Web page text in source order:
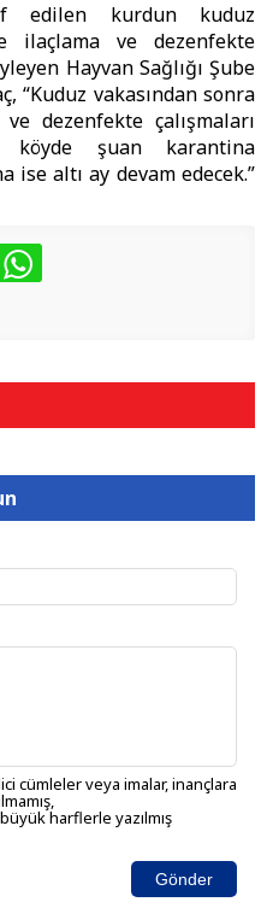
edilen kurdun kuduz
ilaçlama ve dezenfekte
Hayvan Sağlığı Şube
“Kuduz vakasından sonra
dezenfekte çalışmaları
köyde şuan karantina
ise altı ay devam edecek.”
cümleler veya imalar, inançlara
harflerle yazılmış
Gönder